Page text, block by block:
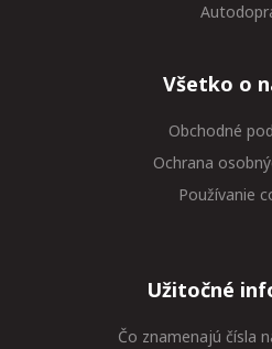
Všetko o
Obchodné
Ochrana
Používanie
Užitočné
Čo znamenajú čísla